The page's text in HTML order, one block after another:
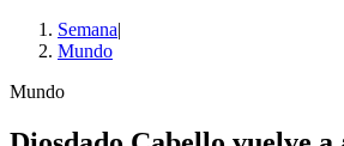
Semana|
Mundo
Mundo